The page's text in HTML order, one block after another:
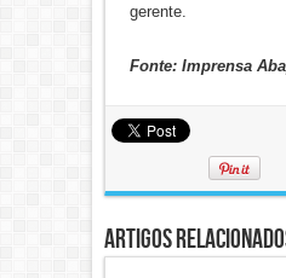
gerente.
Fonte: Imprensa
Artigos